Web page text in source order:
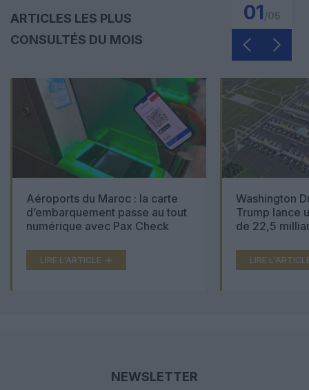
ARTICLES LES PLUS
CONSULTÉS DU MOIS
01
Aéroports du Maroc : la carte
d’embarquement passe au tout
numérique avec Pax Check
LIRE L'ARTICLE
Washington
Trump lance
de 22,5
LIRE
NEWSLETTER